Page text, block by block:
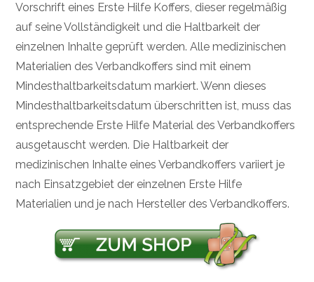
Vorschrift eines Erste Hilfe Koffers, dieser regelmäßig
auf seine Vollständigkeit und die Haltbarkeit der
einzelnen Inhalte geprüft werden. Alle medizinischen
Materialien des Verbandkoffers sind mit einem
Mindesthaltbarkeitsdatum markiert. Wenn dieses
Mindesthaltbarkeitsdatum überschritten ist, muss das
entsprechende Erste Hilfe Material des Verbandkoffers
ausgetauscht werden. Die Haltbarkeit der
medizinischen Inhalte eines Verbandkoffers variiert je
nach Einsatzgebiet der einzelnen Erste Hilfe
Materialien und je nach Hersteller des Verbandkoffers.